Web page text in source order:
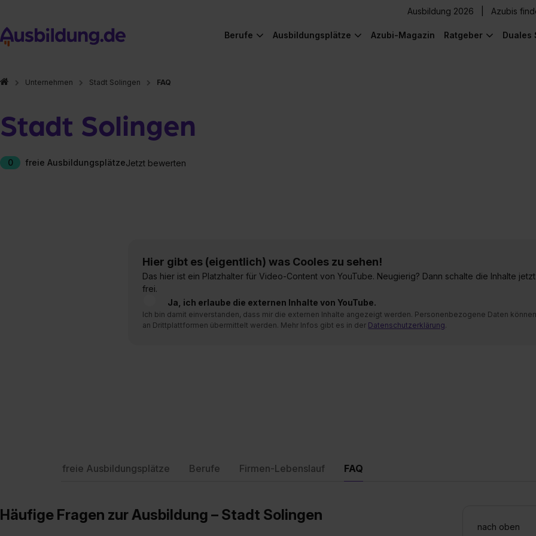
Ausbildung 2026 Azubis
Berufe Ausbildungsplätze Azubi-Magazin Ratgeber Duales
Unternehmen Stadt Solingen FAQ
Stadt Solingen
0 freie AusbildungsplätzeJetzt bewerten
Hier gibt es (eigentlich) was Cooles zu sehen!
Das hier ist ein Platzhalter für Video-Content von YouTube. Neugierig? Dann schalte die Inhalte jetzt
frei.
Ja, ich erlaube die externen Inhalte von YouTube.
Ich bin damit einverstanden, dass mir die externen Inhalte angezeigt werden. Personenbezogene Daten
an Drittplattformen übermittelt werden. Mehr Infos gibt es in der Datenschutzerklärung.
freie Ausbildungsplätze Berufe Firmen-Lebenslauf FAQ
nach oben
Häufige Fragen zur Ausbildung – Stadt Solingen